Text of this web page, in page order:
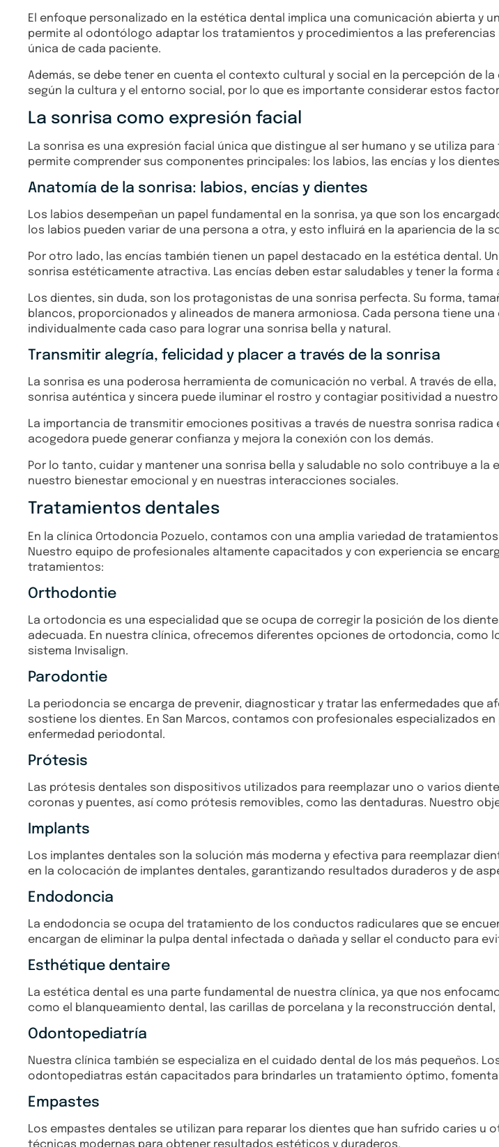
El enfoque personalizado en la estética dental implica una comunicación abierta y
permite al odontólogo adaptar los tratamientos y procedimientos a las
única de cada paciente.
Además, se debe tener en cuenta el contexto cultural y social en la percepción de
según la cultura y el entorno social, por lo que es importante considerar estos
La sonrisa como expresión facial
La sonrisa es una expresión facial única que distingue al ser humano y se utiliza
permite comprender sus componentes principales: los labios, las encías y los
Anatomía de la sonrisa: labios, encías y dientes
Los labios desempeñan un papel fundamental en la sonrisa, ya que son los
los labios pueden variar de una persona a otra, y esto influirá en la apariencia de la
Por otro lado, las encías también tienen un papel destacado en la estética dental.
sonrisa estéticamente atractiva. Las encías deben estar saludables y tener la
Los dientes, sin duda, son los protagonistas de una sonrisa perfecta. Su forma,
blancos, proporcionados y alineados de manera armoniosa. Cada persona tiene
individualmente cada caso para lograr una sonrisa bella y natural.
Transmitir alegría, felicidad y placer a través de la sonrisa
La sonrisa es una poderosa herramienta de comunicación no verbal. A través de
sonrisa auténtica y sincera puede iluminar el rostro y contagiar positividad a
La importancia de transmitir emociones positivas a través de nuestra sonrisa
acogedora puede generar confianza y mejora la conexión con los demás.
Por lo tanto, cuidar y mantener una sonrisa bella y saludable no solo contribuye a
nuestro bienestar emocional y en nuestras interacciones sociales.
Tratamientos dentales
En la clínica Ortodoncia Pozuelo, contamos con una amplia variedad de
Nuestro equipo de profesionales altamente capacitados y con experiencia se
tratamientos:
Orthodontie
La ortodoncia es una especialidad que se ocupa de corregir la posición de los
adecuada. En nuestra clínica, ofrecemos diferentes opciones de ortodoncia,
sistema Invisalign.
Parodontie
La periodoncia se encarga de prevenir, diagnosticar y tratar las enfermedades que
sostiene los dientes. En San Marcos, contamos con profesionales especializados
enfermedad periodontal.
Prótesis
Las prótesis dentales son dispositivos utilizados para reemplazar uno o varios
coronas y puentes, así como prótesis removibles, como las dentaduras. Nuestro
Implants
Los implantes dentales son la solución más moderna y efectiva para reemplazar
en la colocación de implantes dentales, garantizando resultados duraderos y de
Endodoncia
La endodoncia se ocupa del tratamiento de los conductos radiculares que se
encargan de eliminar la pulpa dental infectada o dañada y sellar el conducto para
Esthétique dentaire
La estética dental es una parte fundamental de nuestra clínica, ya que nos
como el blanqueamiento dental, las carillas de porcelana y la reconstrucción
Odontopediatría
Nuestra clínica también se especializa en el cuidado dental de los más pequeños.
odontopediatras están capacitados para brindarles un tratamiento óptimo,
Empastes
Los empastes dentales se utilizan para reparar los dientes que han sufrido caries u